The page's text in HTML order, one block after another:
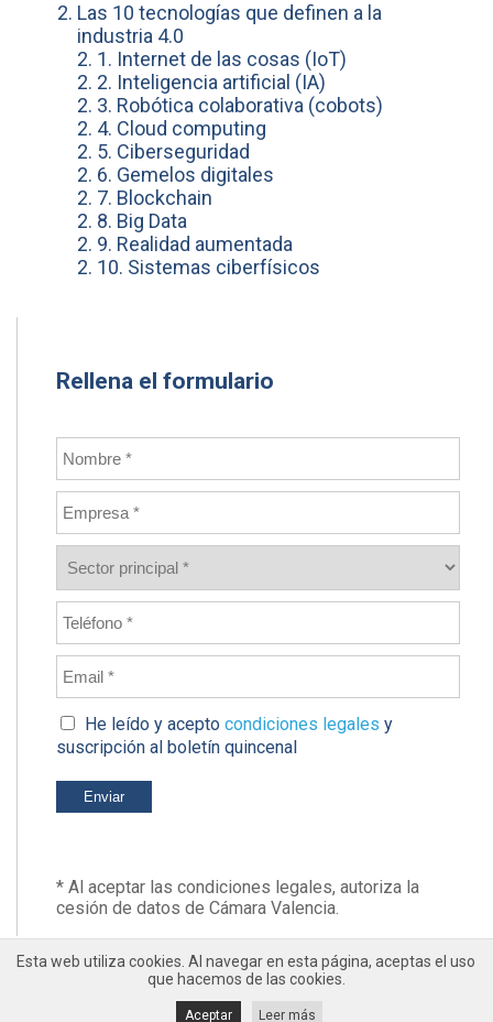
Las 10 tecnologías que definen a la
industria 4.0
2. 1. Internet de las cosas (IoT)
2. 2. Inteligencia artificial (IA)
2. 3. Robótica colaborativa (cobots)
2. 4. Cloud computing
2. 5. Ciberseguridad
2. 6. Gemelos digitales
2. 7. Blockchain
2. 8. Big Data
2. 9. Realidad aumentada
2. 10. Sistemas ciberfísicos
Rellena el formulario
He leído y acepto condiciones legales y
suscripción al boletín quincenal
* Al aceptar las condiciones legales, autoriza la
cesión de datos de Cámara Valencia.
Esta web utiliza cookies. Al navegar en esta página, aceptas el uso
que hacemos de las cookies.
Aceptar Leer más